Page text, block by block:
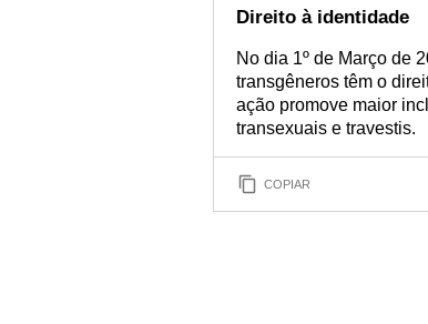
Direito à identidade
No dia 1º de Março de
transgêneros têm o
ação promove maior
transexuais e travestis.
COPIAR